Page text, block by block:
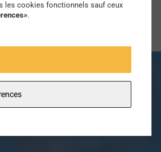
Unsplash
les cookies fonctionnels sauf ceux
.